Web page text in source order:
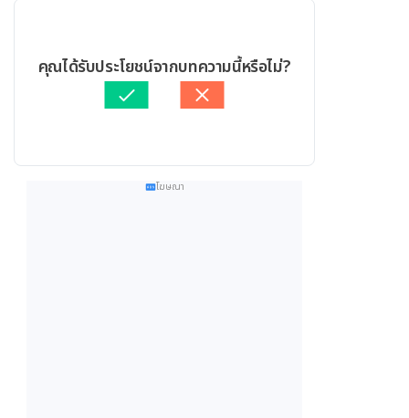
คุณได้รับประโยชน์จากบทความนี้หรือไม่?
โฆษณา